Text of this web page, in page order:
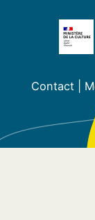
Contact|